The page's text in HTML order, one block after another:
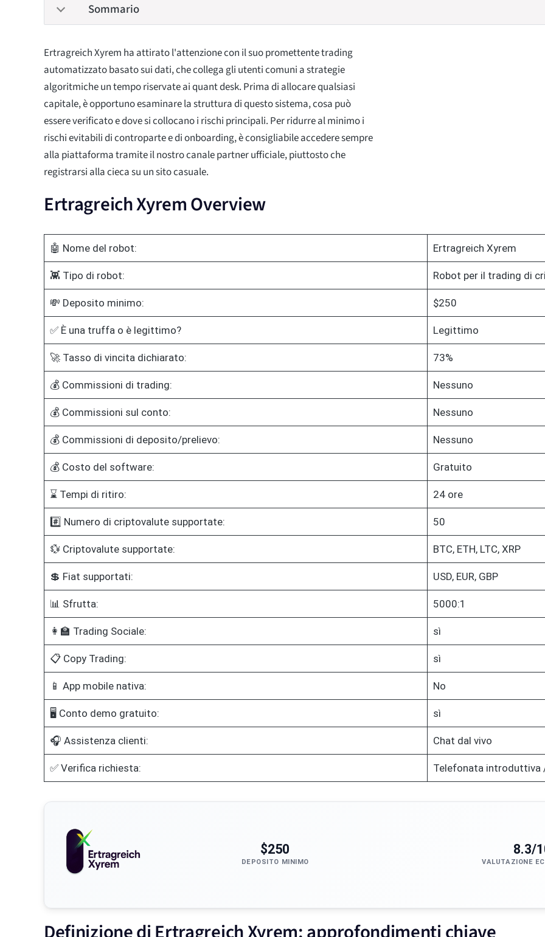
Sommario
Ertragreich Xyrem ha attirato l'attenzione con il suo promettente trading
automatizzato basato sui dati, che collega gli utenti comuni a strategie
algoritmiche un tempo riservate ai quant desk. Prima di allocare qualsiasi
capitale, è opportuno esaminare la struttura di questo sistema, cosa può
essere verificato e dove si collocano i rischi principali. Per ridurre al minimo i
rischi evitabili di controparte e di onboarding, è consigliabile accedere sempre
alla piattaforma tramite il nostro canale partner ufficiale, piuttosto che
registrarsi alla cieca su un sito casuale.
Ertragreich Xyrem Overview
🤖 Nome del robot: Ertragreich Xyrem
👾 Tipo di robot: Robot per il trading di
💸 Deposito minimo: $250
✅ È una truffa o è legittimo? Legittimo
🚀 Tasso di vincita dichiarato: 73%
💰 Commissioni di trading: Nessuno
💰 Commissioni sul conto: Nessuno
💰 Commissioni di deposito/prelievo: Nessuno
💰 Costo del software: Gratuito
⌛ Tempi di ritiro: 24 ore
#️⃣ Numero di criptovalute supportate: 50
💱 Criptovalute supportate: BTC, ETH, LTC, XRP
💲 Fiat supportati: USD, EUR, GBP
📊 Sfrutta: 5000:1
👩‍🏫 Trading Sociale: sì
📋 Copy Trading: sì
📱 App mobile nativa: No
🖥️ Conto demo gratuito: sì
🎧 Assistenza clienti: Chat dal vivo
✅ Verifica richiesta: Telefonata introduttiva
$250
DEPOSITO MINIMO
8.3/
VALUTAZIONE